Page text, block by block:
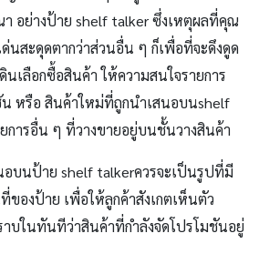
อย่างป้าย shelf talker ซึ่งเหตุผลที่คุณ
นสะดุดตากว่าส่วนอื่น ๆ ก็เพื่อที่จะดึงดูด
นเลือกซื้อสินค้า ให้ความสนใจรายการ
น หรือ สินค้าใหม่ที่ถูกนำเสนอบนshelf
การอื่น ๆ ที่วางขายอยู่บนชั้นวางสินค้า
บนป้าย shelf talkerควรจะเป็นรูปที่มี
องป้าย เพื่อให้ลูกค้าสังเกตเห็นตัว
บในทันทีว่าสินค้าที่กำลังจัดโปรโมชันอยู่